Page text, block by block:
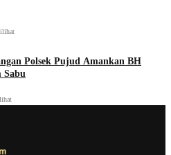
Polsek Pujud Amankan BH
Sabu